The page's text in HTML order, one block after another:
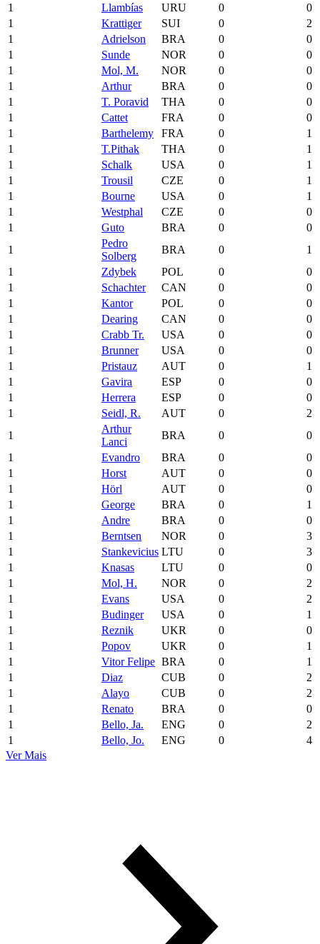
1
Llambías URU 0
0
1
Krattiger SUI 0
2
1
Adrielson BRA 0
0
1
Sunde NOR 0
0
1
Mol, M. NOR 0
0
1
Arthur BRA 0
0
1
T. Poravid THA 0
0
1
Cattet FRA 0
0
1
Barthelemy FRA 0
1
1
T.Pithak THA 0
1
1
Schalk USA 0
1
1
Trousil CZE 0
1
1
Bourne USA 0
1
1
Westphal CZE 0
0
1
Guto BRA 0
0
1
Pedro
Solberg
BRA 0
1
1
Zdybek POL 0
0
1
Schachter CAN 0
0
1
Kantor POL 0
0
1
Dearing CAN 0
0
1
Crabb Tr. USA 0
0
1
Brunner USA 0
0
1
Pristauz AUT 0
1
1
Gavira ESP 0
0
1
Herrera ESP 0
0
1
Seidl, R. AUT 0
2
1
Arthur
Lanci
BRA 0
0
1
Evandro BRA 0
0
1
Horst AUT 0
0
1
Hörl AUT 0
0
1
George BRA 0
1
1
Andre BRA 0
0
1
Berntsen NOR 0
3
1
Stankevicius LTU 0
3
1
Knasas LTU 0
0
1
Mol, H. NOR 0
2
1
Evans USA 0
2
1
Budinger USA 0
1
1
Reznik UKR 0
0
1
Popov UKR 0
1
1
Vitor Felipe BRA 0
1
1
Diaz CUB 0
2
1
Alayo CUB 0
2
1
Renato BRA 0
0
1
Bello, Ja. ENG 0
2
1
Bello, Jo. ENG 0
4
Ver Mais